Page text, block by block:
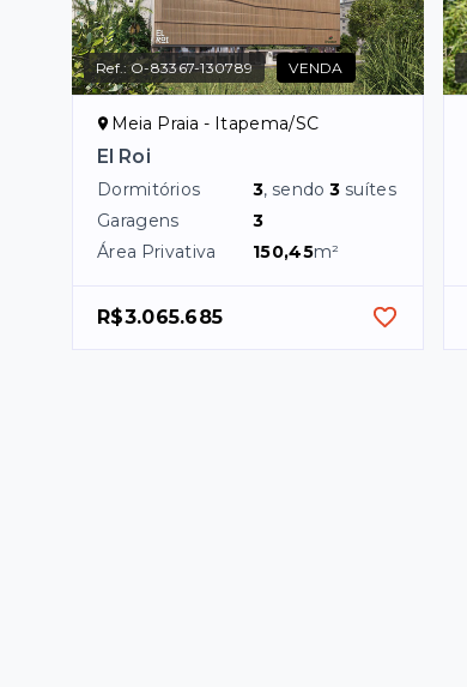
Ref.:O-83367-130789 VENDA
Meia Praia - Itapema/SC
El Roi
Dormitórios 3, sendo3 suítes
Garagens
3
Área Privativa
150,45m²
R$3.065.685